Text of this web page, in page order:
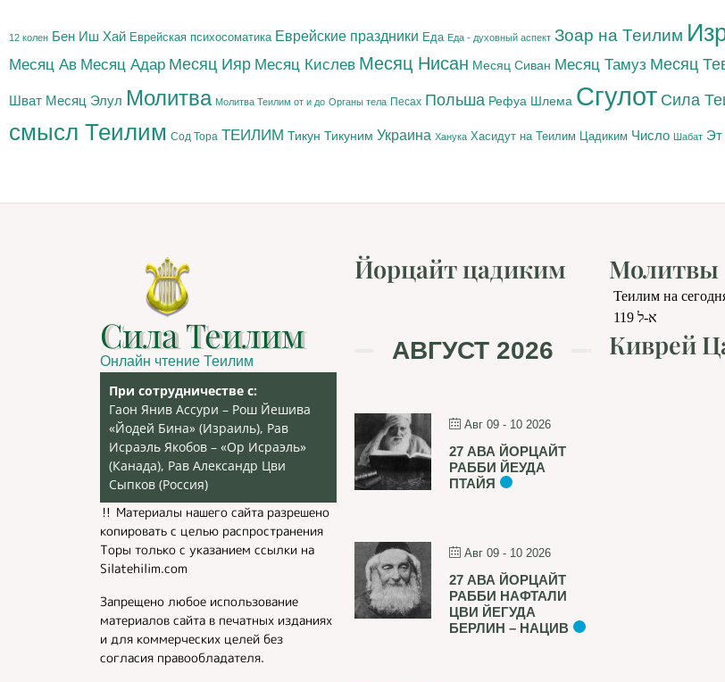
12 колен Бен Иш Хай Еврейская психосоматика Еврейские праздники Еда Еда - духовный аспект Зоар на Теилим
Месяц Ав Месяц Адар Месяц Ияр Месяц Кислев Месяц Нисан Месяц Сиван Месяц Тамуз Месяц
Шват Месяц Элул Молитва Молитва Теилим от и до Органы тела Песах Польша Рефуа Шлема Сгулот Сила
смысл Теилим Сод Тора ТЕИЛИМ Тикун Тикуним Украина Ханука Хасидут на Теилим Цадиким Число Шабат Эт
Сила Теилим
Онлайн чтение Теилим
При сотрудничестве с:
Гаон Янив Ассури – Рош Йешива
«Йодей Бина» (Израиль), Рав
Исраэль Якобов – «Ор Исраэль»
(Канада), Рав Александр Цви
Сыпков (Россия)
‼️ Материалы нашего сайта разрешено
копировать с целью распространения
Торы только с указанием ссылки на
Silatehilim.com
Запрещено любое использование
материалов сайта в печатных изданиях
и для коммерческих целей без
согласия правообладателя.
Йорцайт цадиким
АВГУСТ 2026
Авг 09 - 10 2026
27 АВА ЙОРЦАЙТ
РАББИ ЙЕУДА
ПТАЙЯ
Авг 09 - 10 2026
27 АВА ЙОРЦАЙТ
РАББИ НАФТАЛИ
ЦВИ ЙЕГУДА
БЕРЛИН – НАЦИВ
Молитвы
Теилим на
119 א-ל
Киврей